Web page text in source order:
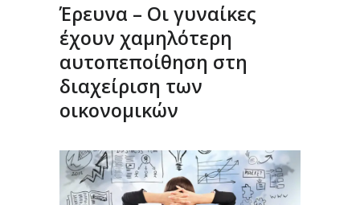
Έρευνα – Οι γυναίκες
έχουν χαμηλότερη
αυτοπεποίθηση στη
διαχείριση των
οικονομικών